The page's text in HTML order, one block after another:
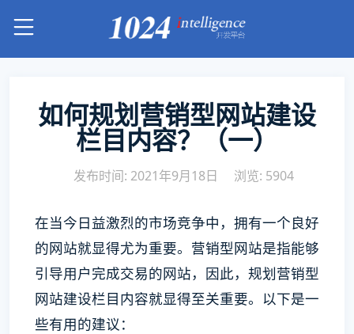
如何规划营销型网站建设
栏目内容？（一）
发布时间: 2021年9月18日 浏览: 5904
在当今日益激烈的市场竞争中，拥有一个良好
的网站就显得尤为重要。营销型网站是指能够
引导用户完成交易的网站，因此，规划营销型
网站建设栏目内容就显得至关重要。以下是一
些有用的建议：